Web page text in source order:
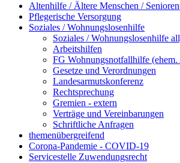
Altenhilfe / Ältere Menschen /
Pflegerische Versorgung
Soziales / Wohnungslosenhilfe
Soziales / Wohnungslosenhilfe
Arbeitshilfen
FG Wohnungsnotfallhilfe
Gesetze und Verordnungen
Landesarmutskonferenz
Rechtsprechung
Gremien - extern
Verträge und Vereinbarungen
Schriftliche Anfragen
themenübergreifend
Corona-Pandemie - COVID-19
Servicestelle Zuwendungsrecht